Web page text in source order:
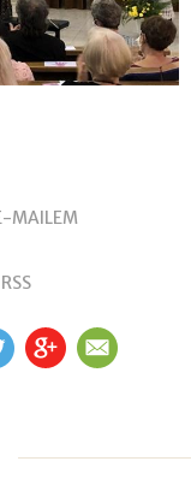
MAILEM
GP EM